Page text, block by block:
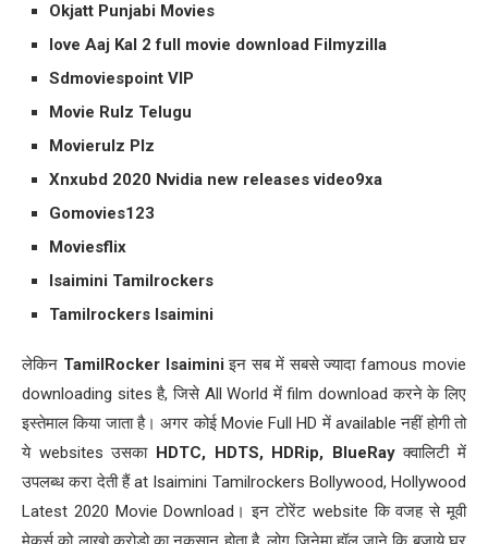
Okjatt Punjabi Movies
love Aaj Kal 2 full movie download Filmyzilla
Sdmoviespoint VIP
Movie Rulz Telugu
Movierulz Plz
Xnxubd 2020 Nvidia new releases video9xa
Gomovies123
Moviesflix
Isaimini Tamilrockers
Tamilrockers Isaimini
लेकिन TamilRocker Isaimini इन सब में सबसे ज्यादा famous movie
downloading sites है, जिसे All World में film download करने के लिए
इस्तेमाल किया जाता है। अगर कोई Movie Full HD में available नहीं होगी तो
ये websites उसका HDTC, HDTS, HDRip, BlueRayक्वालिटी में
उपलब्ध करा देती हैं at Isaimini Tamilrockers Bollywood, Hollywood
Latest 2020 Movie Download। इन टोरेंट website कि वजह से मूवी